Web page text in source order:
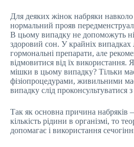
Для деяких жінок набряки
нормальний прояв
В цьому випадку не допоможуть ні
здоровий сон. У крайніх випадках
гормональні препарати, але
відмовитися від їх використання.
мішки в цьому випадку? Тільки
фізіопроцедурами, живильними
випадку слід проконсультуватися
Так як основна причина набряків
кількість рідини в організмі, то
допомагає і використання